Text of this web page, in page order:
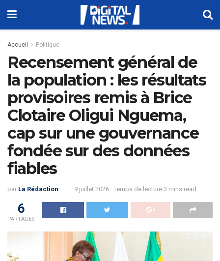
Accueil Politique
Recensement général de
la population : les résultats
provisoires remis à Brice
Clotaire Oligui Nguema,
cap sur une gouvernance
fondée sur des données
fiables
par La Rédaction 9 juillet 2026 Temps de lecture:3 mins read
6
PARTAGES